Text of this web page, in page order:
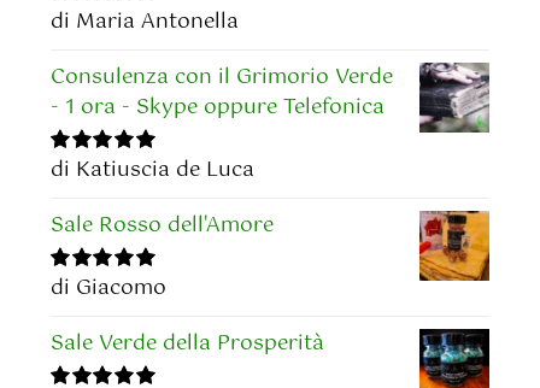
Valutato5su
di Maria Antonella
Consulenza con il Grimorio Verde
- 1 ora - Skype oppure Telefonica
Valutato5su
di Katiuscia de Luca
Sale Rosso dell'Amore
Valutato5su
di Giacomo
Sale Verde della Prosperità